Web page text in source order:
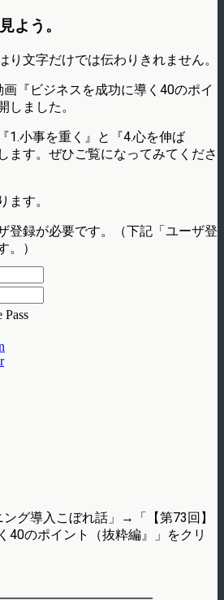
よう。
り文字だけでは伝わりきれません。
『ビジネスを成功に導く40のポイ
しました。
1.小事を重く』と『4.心を伸ば
す。ぜひご覧になってみてくださ
ます。
登録が必要です。（下記「ユーザ登
。）
ング導入こぼれ話」→「【第73回】
40のポイント（抜粋編』」をクリ